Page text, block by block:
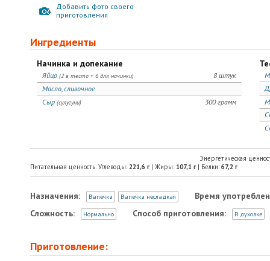
Добавить фото своего
приготовления
Ингредиенты
Начинка и допекание
8 штук
Яйцо (2 в тесто + 6 для начинки)
Масло, сливочное
300 грамм
Сыр (сулугуни)
Энергетическая
Питательная ценность: Углеводы: 221,6 г| Жиры: 107,1 г| Белки: 67,2 г
Назначения: Выпечка Выпечка несладкая
Время
Сложность:
Нормально Способ приготовления: В духовке
Приготовление: